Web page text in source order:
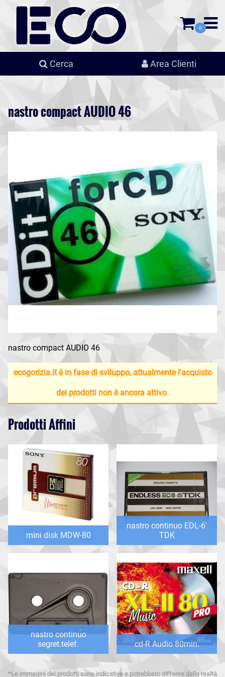
0
Cerca Area Clienti
nastro compact AUDIO 46
nastro compact AUDIO 46
ecogorizia.it è in fase di sviluppo, attualmente l'acquisto
dei prodotti non è ancora attivo.
Prodotti Affini
mini disk MDW-80
nastro continuo EDL-6'
TDK
nastro continuo
segret.telef.
cd-R Audio 80min.
*Le immagini dei prodotti sono indicative e potrebbero differire dalla realtà